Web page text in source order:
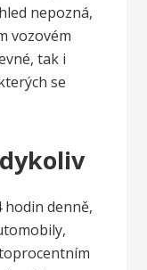
nepozná,
vozovém
tak i
se
denně,